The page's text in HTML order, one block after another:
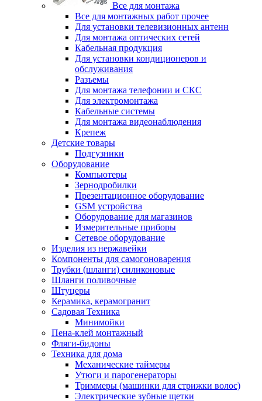
Все для монтажа
Все для монтажных работ прочее
Для установки телевизионных антенн
Для монтажа оптических сетей
Кабельная продукция
Для установки кондиционеров и
обслуживания
Разъемы
Для монтажа телефонии и СКС
Для электромонтажа
Кабельные системы
Для монтажа видеонаблюдения
Крепеж
Детские товары
Подгузники
Оборудование
Компьютеры
Зернодробилки
Презентационное оборудование
GSM устройства
Оборудование для магазинов
Измерительные приборы
Сетевое оборудование
Изделия из нержавейки
Компоненты для самогоноварения
Трубки (шланги) силиконовые
Шланги поливочные
Штуцеры
Керамика, керамогранит
Садовая Техника
Минимойки
Пена-клей монтажный
Фляги-бидоны
Техника для дома
Механические таймеры
Утюги и парогенераторы
Триммеры (машинки для стрижки волос)
Электрические зубные щетки